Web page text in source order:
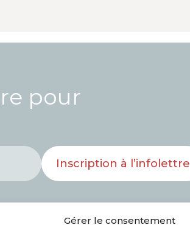
Gérer le consentement
pour
Inscription à l’infolettre